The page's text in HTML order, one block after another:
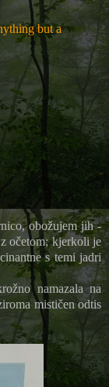
but a
obožujem jih -
očetom; kjerkoli je
s temi jadri
namazala na
mističen odtis